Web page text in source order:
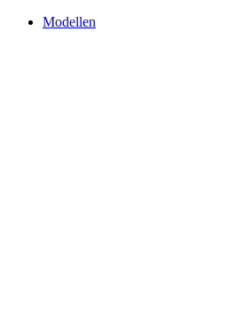
Modellen